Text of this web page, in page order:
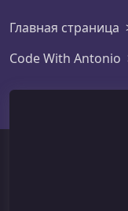
Главная страница
Code With Antonio